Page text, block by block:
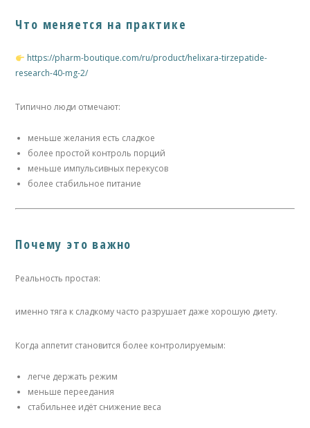
Что меняется на практике
https://pharm-boutique.com/ru/product/helixara-tirzepatide-
research-40-mg-2/
Типично люди отмечают:
меньше желания есть сладкое
более простой контроль порций
меньше импульсивных перекусов
более стабильное питание
Почему это важно
Реальность простая:
именно тяга к сладкому часто разрушает даже хорошую диету.
Когда аппетит становится более контролируемым:
легче держать режим
меньше переедания
стабильнее идёт снижение веса